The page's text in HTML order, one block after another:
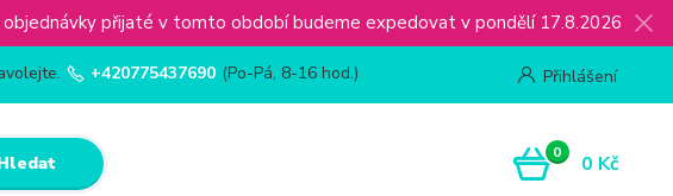
objednávky přijaté v tomto období budeme expedovat v pondělí 17.8.2026
Přihlášení
+420775437690 (Po-Pá, 8-16 hod.)
0 0 Kč